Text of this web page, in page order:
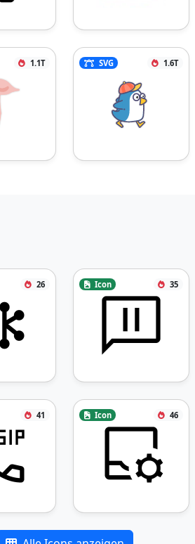
1.1T SVG 1.6T
26 Icon 35
41 Icon 46